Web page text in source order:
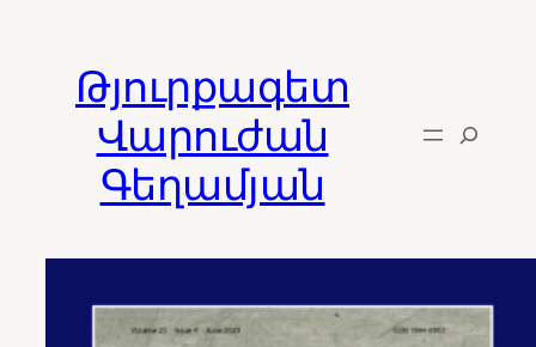
contentԹյուրքագետ
Վարուժան
Գեղամյան